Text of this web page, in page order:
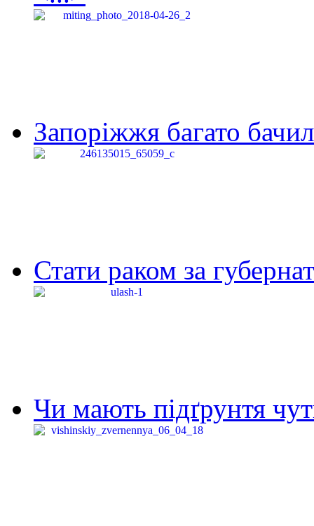
Запоріжжя багато
Стати раком за
Чи мають підґрунтя